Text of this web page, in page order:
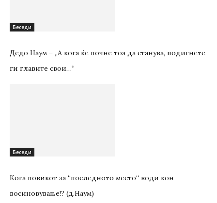
Беседи
Дедо Наум – „А кога ќе почне тоа да станува, подигнете
ги главите свои…“
Беседи
Кога повикот за “последното место“ води кон
восиновување!? (д.Наум)